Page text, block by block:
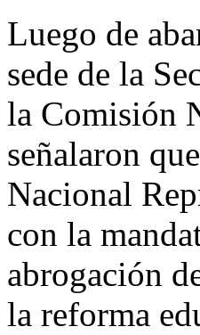
Luego de
sede de la
la Comisión
señalaron
Nacional
con la
abrogación
la reforma